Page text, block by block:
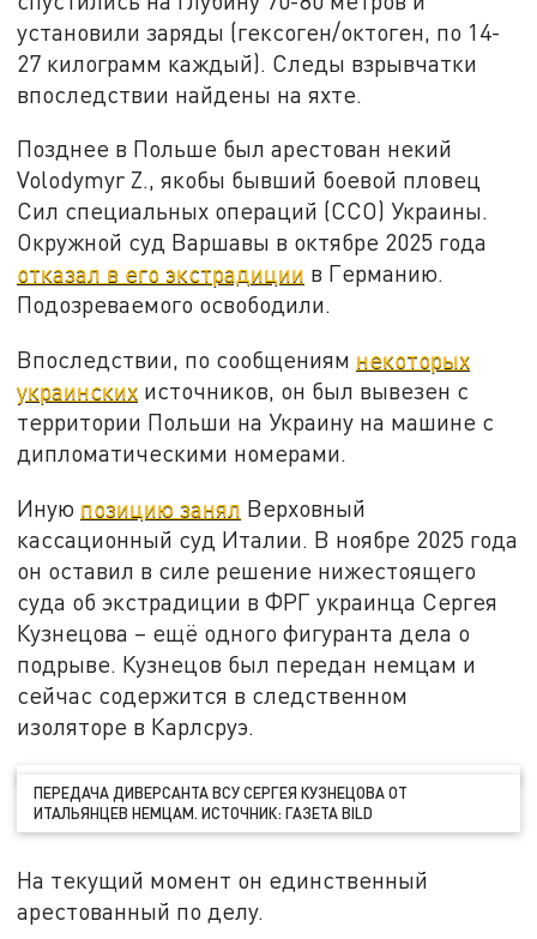
установили заряды (гексоген/октоген, по 14-
27 килограмм каждый). Следы взрывчатки
впоследствии найдены на яхте.
Позднее в Польше был арестован некий
Volodymyr Z., якобы бывший боевой пловец
Сил специальных операций (ССО) Украины.
Окружной суд Варшавы в октябре 2025 года
отказал в его экстрадиции в Германию.
Подозреваемого освободили.
Впоследствии, по сообщениям некоторых
украинских источников, он был вывезен с
территории Польши на Украину на машине с
дипломатическими номерами.
Иную позицию занял Верховный
кассационный суд Италии. В ноябре 2025 года
он оставил в силе решение нижестоящего
суда об экстрадиции в ФРГ украинца Сергея
Кузнецова – ещё одного фигуранта дела о
подрыве. Кузнецов был передан немцам и
сейчас содержится в следственном
изоляторе в Карлсруэ.
ПЕРЕДАЧА ДИВЕРСАНТА ВСУ СЕРГЕЯ КУЗНЕЦОВА ОТ
ИТАЛЬЯНЦЕВ НЕМЦАМ. ИСТОЧНИК: ГАЗЕТА BILD
На текущий момент он единственный
арестованный по делу.